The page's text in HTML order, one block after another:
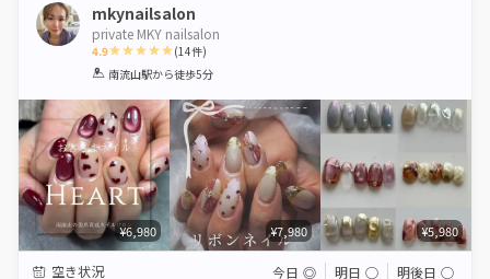
mkynailsalon
private MKY nailsalon
4.9
1 2 3 4 5
(14件)
南流山駅から徒歩5分
¥6,980 ¥7,980 ¥5,980
空き状況 今日 ◎ 明日 ◯ 明後日 ◯